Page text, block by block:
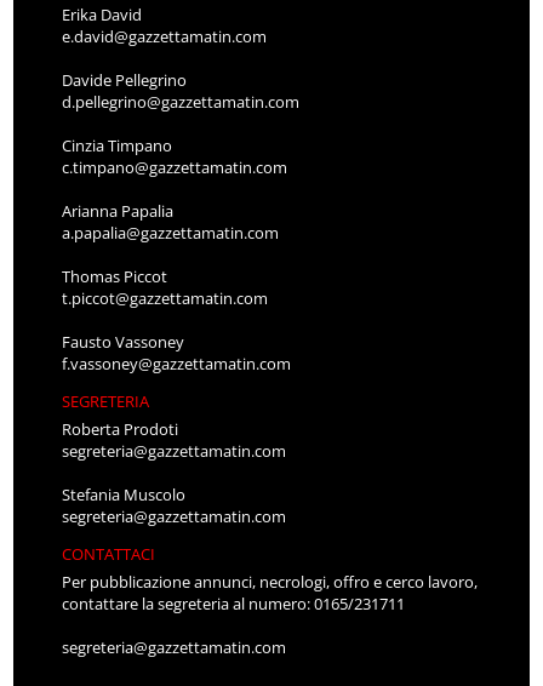
Erika David
e.david@gazzettamatin.com
Davide Pellegrino
d.pellegrino@gazzettamatin.com
Cinzia Timpano
c.timpano@gazzettamatin.com
Arianna Papalia
a.papalia@gazzettamatin.com
Thomas Piccot
t.piccot@gazzettamatin.com
Fausto Vassoney
f.vassoney@gazzettamatin.com
SEGRETERIA
Roberta Prodoti
segreteria@gazzettamatin.com
Stefania Muscolo
segreteria@gazzettamatin.com
CONTATTACI
Per pubblicazione annunci, necrologi, offro e cerco lavoro,
contattare la segreteria al numero: 0165/231711
segreteria@gazzettamatin.com